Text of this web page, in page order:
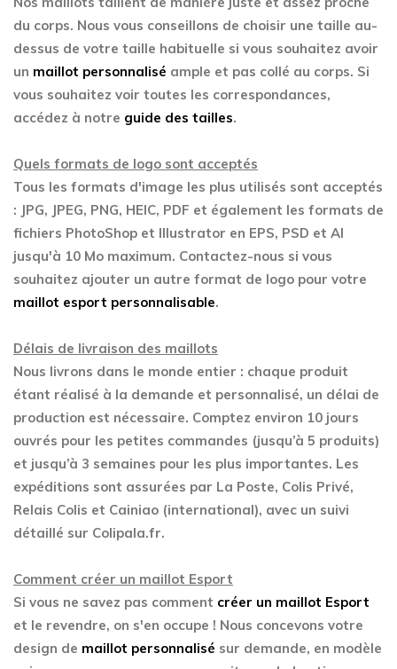
du corps. Nous vous conseillons de choisir une taille au-
dessus de votre taille habituelle si vous souhaitez avoir
un maillot personnalisé ample et pas collé au corps. Si
vous souhaitez voir toutes les correspondances,
accédez à notre guide des tailles.
Quels formats de logo sont acceptés
Tous les formats d'image les plus utilisés sont acceptés
: JPG, JPEG, PNG, HEIC, PDF et également les formats de
fichiers PhotoShop et Illustrator en EPS, PSD et AI
jusqu'à 10 Mo maximum. Contactez-nous si vous
souhaitez ajouter un autre format de logo pour votre
maillot esport personnalisable.
Délais de livraison des maillots
Nous livrons dans le monde entier : chaque produit
étant réalisé à la demande et personnalisé, un délai de
production est nécessaire. Comptez environ 10 jours
ouvrés pour les petites commandes (jusqu’à 5 produits)
et jusqu’à 3 semaines pour les plus importantes. Les
expéditions sont assurées par La Poste, Colis Privé,
Relais Colis et Cainiao (international), avec un suivi
détaillé sur Colipala.fr.
Comment créer un maillot Esport
Si vous ne savez pas comment créer un maillot Esport
et le revendre, on s'en occupe ! Nous concevons votre
design de maillot personnalisé sur demande, en modèle